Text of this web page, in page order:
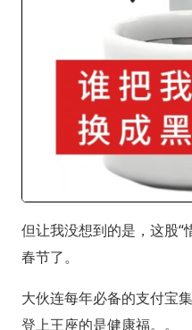
但让我没想到的是，这股“
春节了。
大伙连每年必备的支付宝
登上王座的是健康福。。